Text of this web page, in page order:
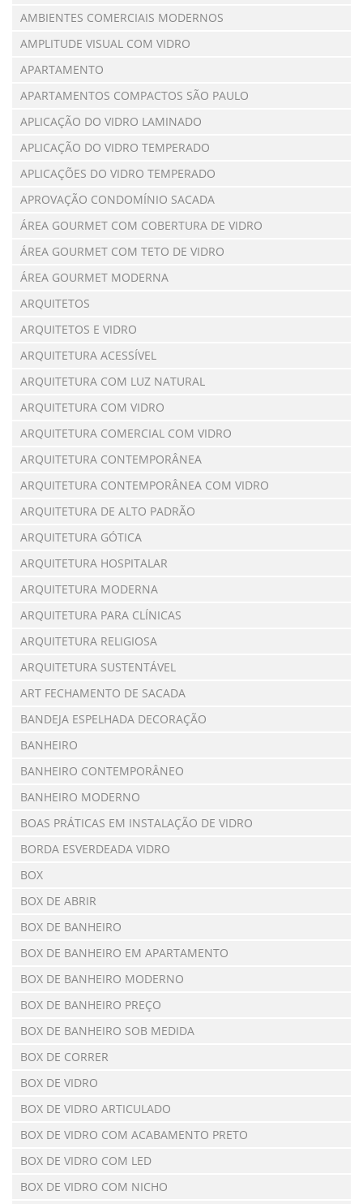
AMBIENTES COMERCIAIS MODERNOS
AMPLITUDE VISUAL COM VIDRO
APARTAMENTO
APARTAMENTOS COMPACTOS SÃO PAULO
APLICAÇÃO DO VIDRO LAMINADO
APLICAÇÃO DO VIDRO TEMPERADO
APLICAÇÕES DO VIDRO TEMPERADO
APROVAÇÃO CONDOMÍNIO SACADA
ÁREA GOURMET COM COBERTURA DE VIDRO
ÁREA GOURMET COM TETO DE VIDRO
ÁREA GOURMET MODERNA
ARQUITETOS
ARQUITETOS E VIDRO
ARQUITETURA ACESSÍVEL
ARQUITETURA COM LUZ NATURAL
ARQUITETURA COM VIDRO
ARQUITETURA COMERCIAL COM VIDRO
ARQUITETURA CONTEMPORÂNEA
ARQUITETURA CONTEMPORÂNEA COM VIDRO
ARQUITETURA DE ALTO PADRÃO
ARQUITETURA GÓTICA
ARQUITETURA HOSPITALAR
ARQUITETURA MODERNA
ARQUITETURA PARA CLÍNICAS
ARQUITETURA RELIGIOSA
ARQUITETURA SUSTENTÁVEL
ART FECHAMENTO DE SACADA
BANDEJA ESPELHADA DECORAÇÃO
BANHEIRO
BANHEIRO CONTEMPORÂNEO
BANHEIRO MODERNO
BOAS PRÁTICAS EM INSTALAÇÃO DE VIDRO
BORDA ESVERDEADA VIDRO
BOX
BOX DE ABRIR
BOX DE BANHEIRO
BOX DE BANHEIRO EM APARTAMENTO
BOX DE BANHEIRO MODERNO
BOX DE BANHEIRO PREÇO
BOX DE BANHEIRO SOB MEDIDA
BOX DE CORRER
BOX DE VIDRO
BOX DE VIDRO ARTICULADO
BOX DE VIDRO COM ACABAMENTO PRETO
BOX DE VIDRO COM LED
BOX DE VIDRO COM NICHO